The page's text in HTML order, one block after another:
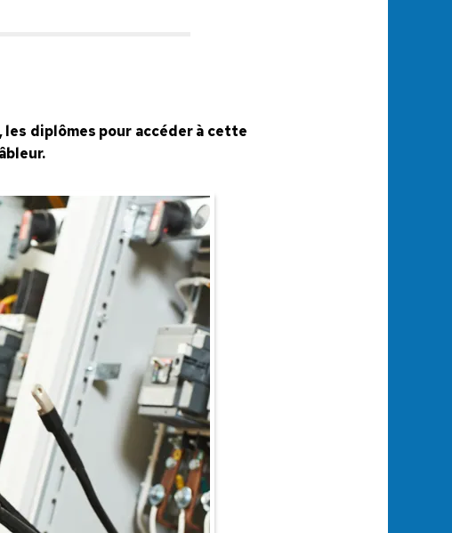
diplômes pour accéder à cette